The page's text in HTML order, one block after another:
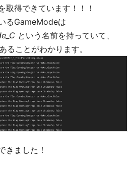
取得できています！！！
るGameModeは
という名前を持っていて、
ことがわかります。
きました！